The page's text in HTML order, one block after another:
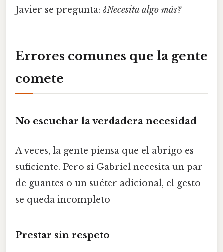
Javier se pregunta: ¿Necesita algo más?
Errores comunes que la gente
comete
No escuchar la verdadera necesidad
A veces, la gente piensa que el abrigo es
suficiente. Pero si Gabriel necesita un par
de guantes o un suéter adicional, el gesto
se queda incompleto.
Prestar sin respeto